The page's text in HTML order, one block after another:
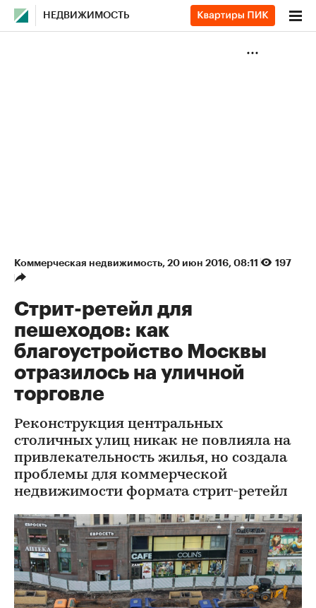
НЕДВИЖИМОСТЬ
Коммерческая недвижимость⁠, 20 июн 2016, 08:11 197
Стрит-ретейл для
пешеходов: как
благоустройство Москвы
отразилось на уличной
торговле
Реконструкция центральных
столичных улиц никак не повлияла на
привлекательность жилья, но создала
проблемы для коммерческой
недвижимости формата стрит-ретейл